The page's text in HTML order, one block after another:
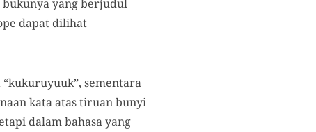
bukunya yang berjudul
dapat dilihat
sementara
kata atas tiruan bunyi
dalam bahasa yang